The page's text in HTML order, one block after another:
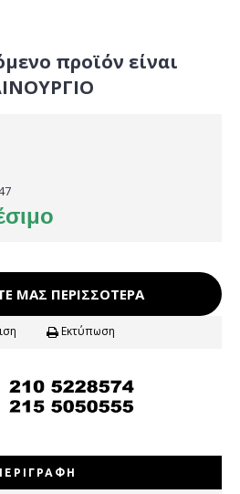
προϊόν είναι
ΜΑΣ ΠΕΡΙΣΣΌΤΕΡΑ
Εκτύπωση